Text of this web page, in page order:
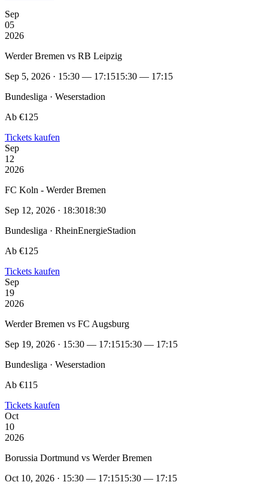
Sep
05
2026
Werder Bremen vs RB Leipzig
Sep 5, 2026 · 15:30 — 17:1515:30 — 17:15
Bundesliga · Weserstadion
Ab €125
Tickets kaufen
Sep
12
2026
FC Koln - Werder Bremen
Sep 12, 2026 · 18:3018:30
Bundesliga · RheinEnergieStadion
Ab €125
Tickets kaufen
Sep
19
2026
Werder Bremen vs FC Augsburg
Sep 19, 2026 · 15:30 — 17:1515:30 — 17:15
Bundesliga · Weserstadion
Ab €115
Tickets kaufen
Oct
10
2026
Borussia Dortmund vs Werder Bremen
Oct 10, 2026 · 15:30 — 17:1515:30 — 17:15